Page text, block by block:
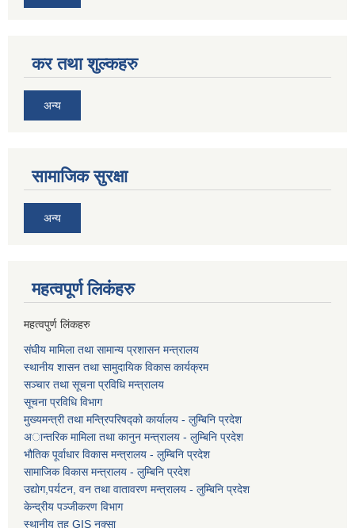
कर तथा शुल्कहरु
अन्य
सामाजिक सुरक्षा
अन्य
महत्वपूर्ण लि‌कंंहरु
महत्वपुर्ण लिंकहरु
संघीय मामिला तथा सामान्य प्रशासन मन्त्रालय
स्थानीय शासन तथा सामुदायिक विकास कार्यक्रम
सञ्चार तथा सूचना प्रविधि मन्त्रालय
सूचना प्रविधि विभाग
मुख्यमन्त्री तथा मन्त्रिपरिषद्को कार्यालय - लुम्बिनि प्रदेश
अान्तरिक मामिला तथा कानुन मन्त्रालय - लुम्बिनि प्रदेश
भौतिक पूर्वाधार विकास मन्त्रालय - लुम्बिनि प्रदेश
सामाजिक विकास मन्त्रालय - लुम्बिनि प्रदेश
उद्याेग,पर्यटन, वन तथा वातावरण मन्त्रालय - लुम्बिनि प्रदेश
केन्द्रीय पञ्जीकरण विभाग
स्थानीय तह GIS नक्सा